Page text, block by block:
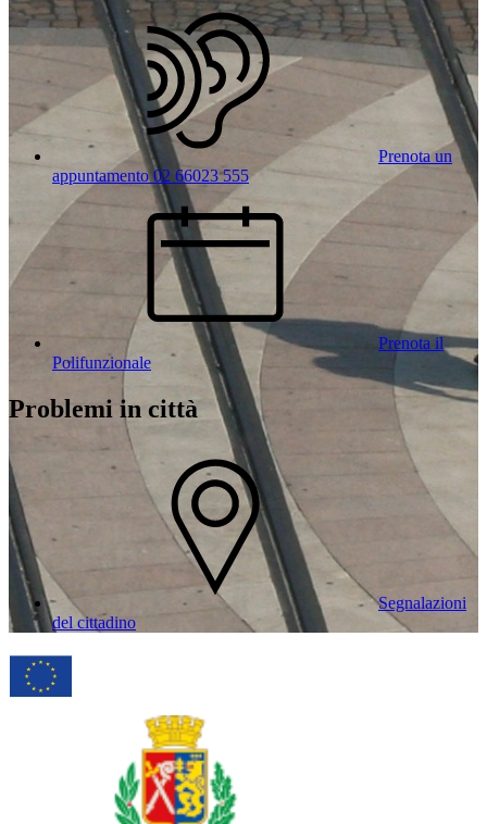
Prenota un
appuntamento 02 66023 555
Prenota il
Polifunzionale
Problemi in città
Segnalazioni
del cittadino